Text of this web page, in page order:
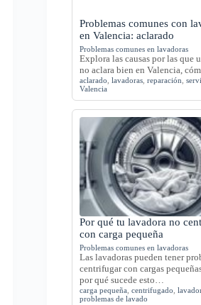
Problemas comunes con
en Valencia: aclarado
Problemas comunes en lavadoras
Explora las causas por las que
no aclara bien en Valencia,
aclarado ,lavadoras ,reparación ,
Valencia
Por qué tu lavadora no
con carga pequeña
Problemas comunes en lavadoras
Las lavadoras pueden tener
centrifugar con cargas
por qué sucede esto…
carga pequeña ,centrifugado ,
problemas de lavado